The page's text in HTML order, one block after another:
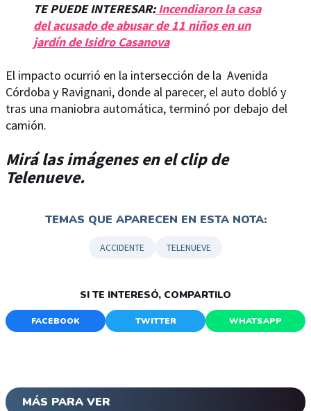
TE PUEDE INTERESAR:Incendiaron la casa
del acusado de abusar de 11 niños en un
jardín de Isidro Casanova
El impacto ocurrió en la intersección de la Avenida
Córdoba y Ravignani, donde al parecer, el auto dobló y
tras una maniobra automática, terminó por debajo del
camión.
Mirá las imágenes en el clip de
Telenueve.
TEMAS QUE APARECEN EN ESTA NOTA:
ACCIDENTE TELENUEVE
SI TE INTERESÓ, COMPARTILO
FACEBOOK TWITTER WHATSAPP
MÁS PARA VER